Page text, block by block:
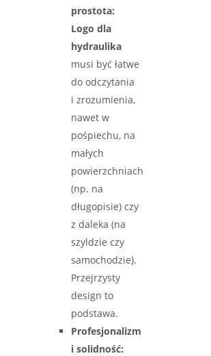
prostota:
Logo dla
hydraulika
musi być łatwe
do odczytania
i zrozumienia,
nawet w
pośpiechu, na
małych
powierzchniach
(np. na
długopisie) czy
z daleka (na
szyldzie czy
samochodzie).
Przejrzysty
design to
podstawa.
Profesjonalizm
i solidność: